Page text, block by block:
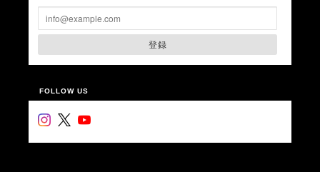
登録
FOLLOW US